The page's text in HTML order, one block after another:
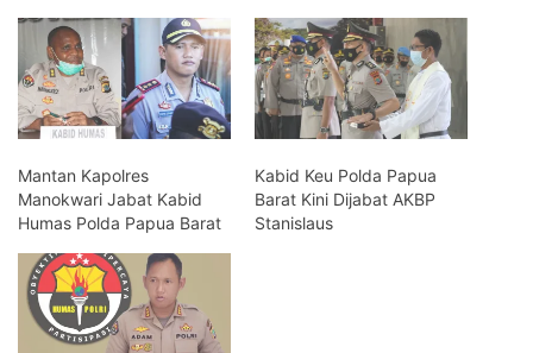
Mantan Kapolres
Manokwari Jabat Kabid
Humas Polda Papua Barat
Kabid Keu Polda Papua
Barat Kini Dijabat AKBP
Stanislaus